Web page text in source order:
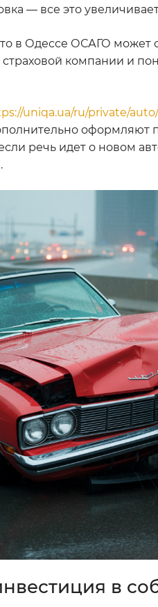
— все это
в Одессе ОСАГО
компании и
uniqa.ua/ru/private/
оформляют
речь идет о новом
в